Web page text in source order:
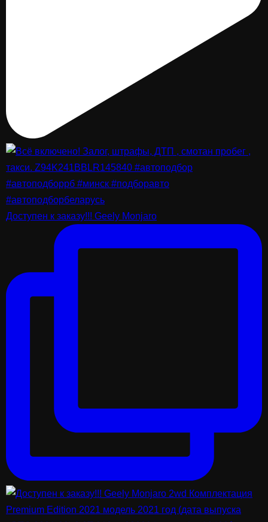
Доступен к заказу!!! Geely Monjaro